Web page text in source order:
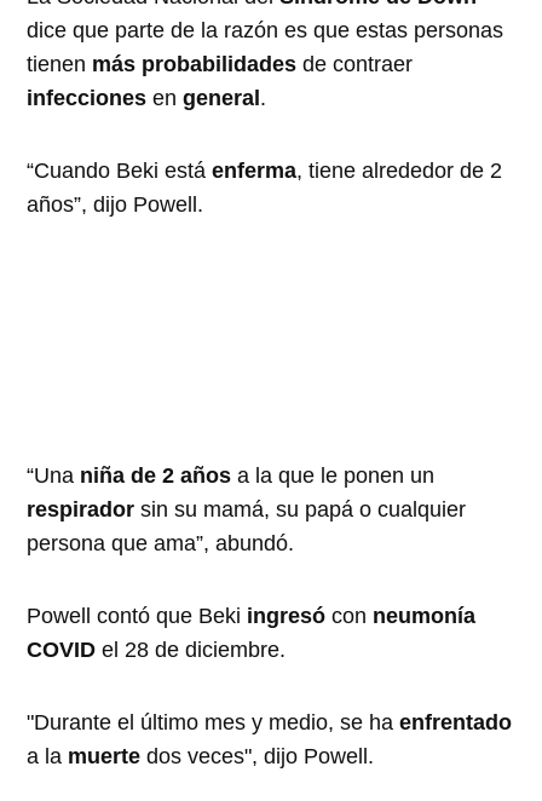
dice que parte de la razón es que estas personas
tienen más probabilidades de contraer
infecciones engeneral.
“Cuando Beki estáenferma, tiene alrededor de 2
años”, dijo Powell.
“Una niña de 2 años a la que le ponen un
respirador sin su mamá, su papá o cualquier
persona que ama”, abundó.
Powell contó que Beki ingresó con neumonía
COVID el 28 de diciembre.
"Durante el último mes y medio, se haenfrentado
a la muerte dos veces", dijo Powell.